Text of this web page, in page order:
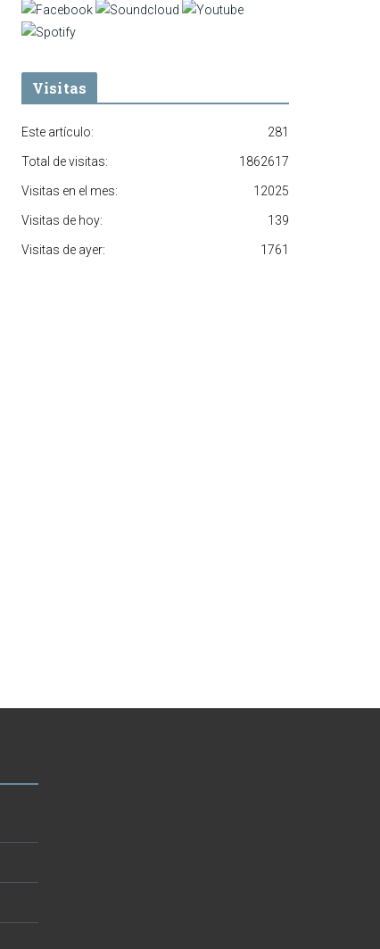
Visitas
281
Este artículo:
1862617
Total de visitas:
12025
Visitas en el mes:
139
Visitas de hoy:
1761
Visitas de ayer: